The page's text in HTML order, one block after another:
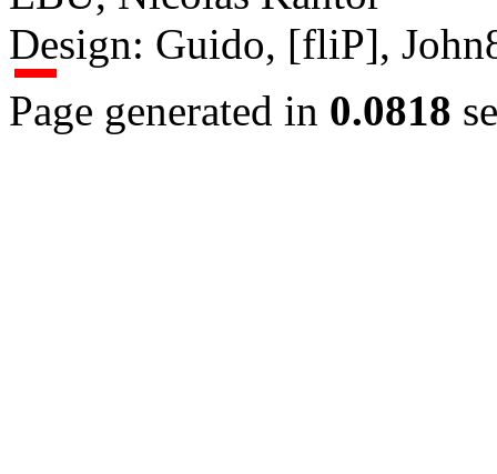
Design: Guido, [fliP],
Page generated in 0.0818